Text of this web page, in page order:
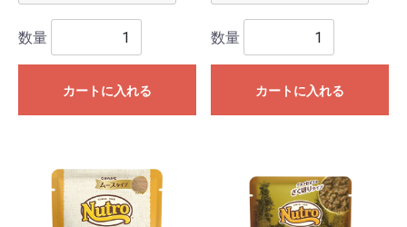
数量
カートに入れる
数量
カートに入れる